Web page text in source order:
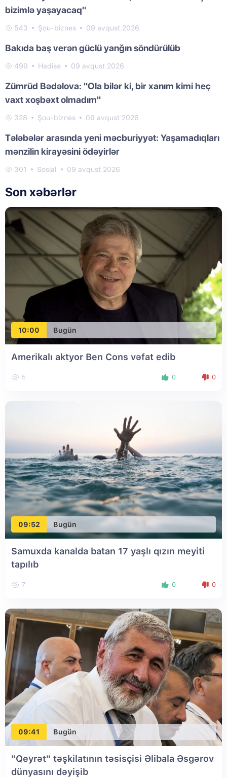
bizimlə yaşayacaq"
543 Şou-biznes 09 avqust 2026
Bakıda baş verən güclü yanğın söndürülüb
499 Hadisə 09 avqust 2026
Zümrüd Bədəlova: "Ola bilər ki, bir xanım kimi heç
vaxt xoşbəxt olmadım"
328 Şou-biznes 09 avqust 2026
Tələbələr arasında yeni məcburiyyət: Yaşamadıqları
mənzilin kirayəsini ödəyirlər
301 Sosial 09 avqust 2026
Son xəbərlər
10:00 Bugün
Amerikalı aktyor Ben Cons vəfat edib
5 0 0
09:52 Bugün
Samuxda kanalda batan 17 yaşlı qızın meyiti
tapılıb
7 0 0
09:41 Bugün
"Qeyrət" təşkilatının təsisçisi Əlibala Əsgərov
dünyasını dəyişib